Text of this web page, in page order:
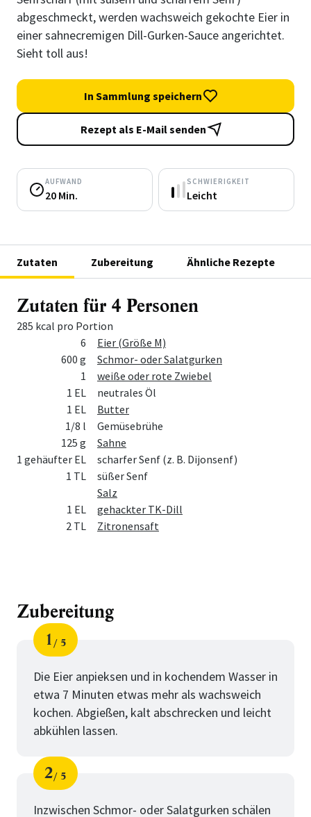
abgeschmeckt, werden wachsweich gekochte Eier in
einer sahnecremigen Dill-Gurken-Sauce angerichtet.
Sieht toll aus!
In Sammlung speichern
Rezept als E-Mail senden
AUFWAND
20 Min.
SCHWIERIGKEIT
Leicht
Zutaten Zubereitung Ähnliche Rezepte
Zutaten für 4 Personen
285 kcal pro Portion
6
Eier (Größe M)
600 g
Schmor- oder Salatgurken
1
weiße oder rote Zwiebel
1 EL
neutrales Öl
1 EL
Butter
1/8 l
Gemüsebrühe
125 g
Sahne
1 gehäufter EL
scharfer Senf (z. B. Dijonsenf)
1 TL
süßer Senf
Salz
1 EL
gehackter TK-Dill
2 TL
Zitronensaft
Zubereitung
Schritt
1
von
5
Die Eier anpieksen und in kochendem Wasser in
etwa 7 Minuten etwas mehr als wachsweich
kochen. Abgießen, kalt abschrecken und leicht
abkühlen lassen.
Schritt
2
von
5
Inzwischen Schmor- oder Salatgurken schälen